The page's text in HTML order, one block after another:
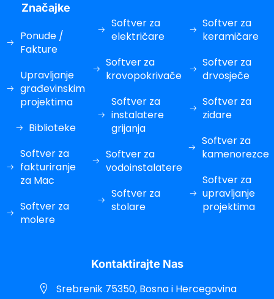
satın al
panel
satın al
panel
panel
panel
panel
panel
panel
Značajke
Ponude /
Fakture
Upravljanje
građevinskim
projektima
Biblioteke
Softver za
fakturiranje
za Mac
Softver za
molere
Softver za
električare
Softver za
krovopokrivače
Softver za
instalatere
grijanja
Softver za
vodoinstalatere
Softver za
stolare
Softver za
keramičare
Softver za
drvosječe
Softver za
zidare
Softver za
kamenorezce
Softver za
upravljanje
projektima
Kontaktirajte Nas
Srebrenik 75350, Bosna i Hercegovina